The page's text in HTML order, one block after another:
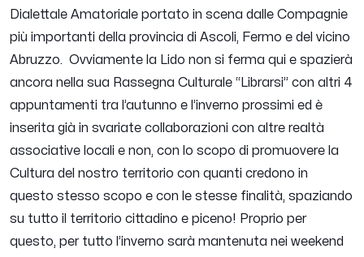
Dialettale Amatoriale portato in scena dalle Compagnie
più importanti della provincia di Ascoli, Fermo e del vicino
Abruzzo. Ovviamente la Lido non si ferma qui e spazierà
ancora nella sua Rassegna Culturale “Librarsi” con altri 4
appuntamenti tra l’autunno e l’inverno prossimi ed è
inserita già in svariate collaborazioni con altre realtà
associative locali e non, con lo scopo di promuovere la
Cultura del nostro territorio con quanti credono in
questo stesso scopo e con le stesse finalità, spaziando
su tutto il territorio cittadino e piceno! Proprio per
questo, per tutto l’inverno sarà mantenuta nei weekend